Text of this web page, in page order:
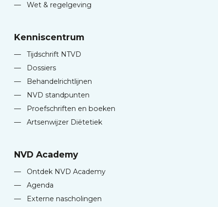
—
Wet & regelgeving
Kenniscentrum
—
Tijdschrift NTVD
—
Dossiers
—
Behandelrichtlijnen
—
NVD standpunten
—
Proefschriften en boeken
—
Artsenwijzer Diëtetiek
NVD Academy
—
Ontdek NVD Academy
—
Agenda
—
Externe nascholingen